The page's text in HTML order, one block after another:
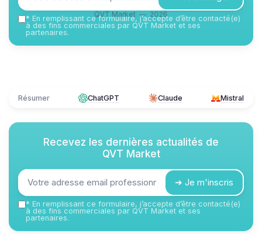
QVT Market — 2026
* En remplissant ce formulaire, j’accepte d’être contacté(e)
à des fins commerciales par QVT Market et ses
partenaires.
Résumer ChatGPT Claude Mistral
Recevez les dernières actualités de
QVT Market
➔ Je m'inscris
* En remplissant ce formulaire, j’accepte d’être contacté(e)
à des fins commerciales par QVT Market et ses
partenaires.